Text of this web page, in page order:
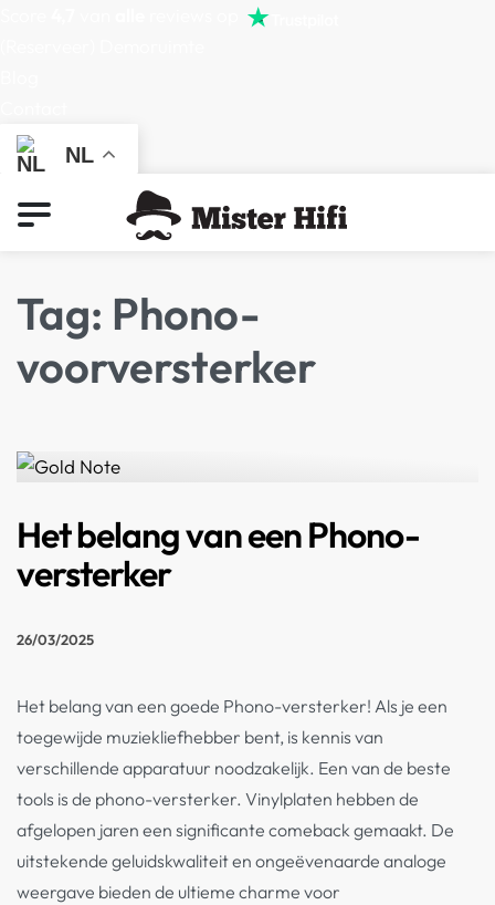
NL
Tag: Phono-
voorversterker
Het belang van een Phono-
versterker
26/03/2025
Het belang van een goede Phono-versterker! Als je een
toegewijde muziekliefhebber bent, is kennis van
verschillende apparatuur noodzakelijk. Een van de beste
tools is de phono-versterker. Vinylplaten hebben de
afgelopen jaren een significante comeback gemaakt. De
uitstekende geluidskwaliteit en ongeëvenaarde analoge
weergave bieden de ultieme charme voor